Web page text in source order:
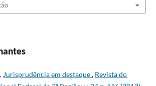
Jurisprudência em destaque, Revista do